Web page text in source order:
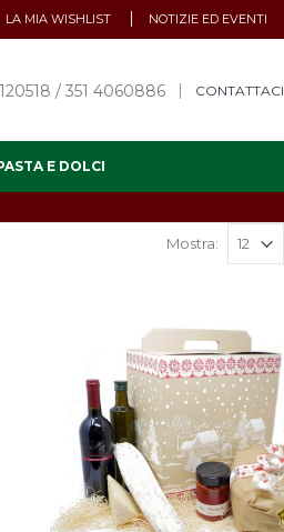
LA MIA WISHLIST NOTIZIE ED EVENTI
/ 351 4060886 CONTATTACI
E DOLCI
Mostra: